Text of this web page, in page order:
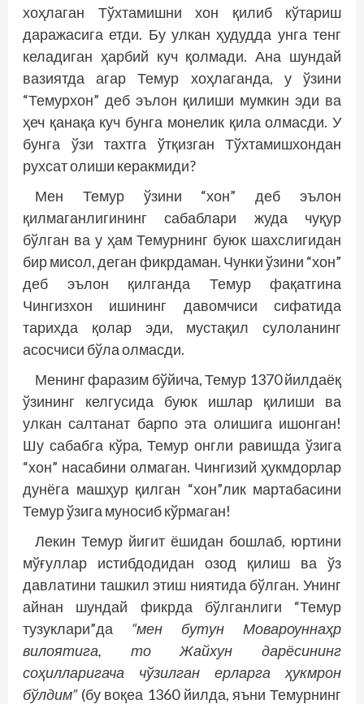
хоҳлаган Тўхтамишни хон қилиб кўтариш
даражасига етди. Бу улкан ҳудудда унга тенг
келадиган ҳарбий куч қолмади. Ана шундай
вазиятда агар Темур хоҳлаганда, у ўзини
“Темурхон” деб эълон қилиши мумкин эди ва
ҳеч қанақа куч бунга монелик қила олмасди. У
бунга ўзи тахтга ўтқизган Тўхтамишхондан
рухсат олиши керакмиди?
Мен Темур ўзини “хон” деб эълон
қилмаганлигининг сабаблари жуда чуқур
бўлган ва у ҳам Темурнинг буюк шахслигидан
бир мисол, деган фикрдаман. Чунки ўзини “хон”
деб эълон қилганда Темур фақатгина
Чингизхон ишининг давомчиси сифатида
тарихда қолар эди, мустақил сулоланинг
асосчиси бўла олмасди.
Менинг фаразим бўйича, Темур 1370 йилдаёқ
ўзининг келгусида буюк ишлар қилиши ва
улкан салтанат барпо эта олишига ишонган!
Шу сабабга кўра, Темур онгли равишда ўзига
“хон” насабини олмаган. Чингизий ҳукмдорлар
дунёга машҳур қилган “хон”лик мартабасини
Темур ўзига муносиб кўрмаган!
Лекин Темур йигит ёшидан бошлаб, юртини
мўғуллар истибдодидан озод қилиш ва ўз
давлатини ташкил этиш ниятида бўлган. Унинг
айнан шундай фикрда бўлганлиги “Темур
тузуклари”да “мен бутун Мовароуннаҳр
вилоятига, то Жайхун дарёсининг
соҳилларигача чўзилган ерларга ҳукмрон
бўлдим”(бу воқеа 1360 йилда, яъни Темурнинг